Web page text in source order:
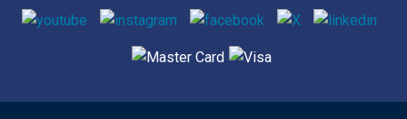
Medios de comunicación social
Métodos de pago admitidos